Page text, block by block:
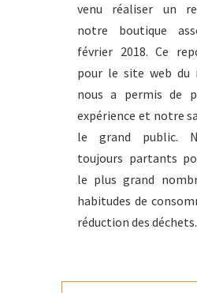
venu réaliser un
notre boutique
février 2018. Ce
pour le site web du
nous a permis de
expérience et notre
le grand public.
toujours partants
le plus grand
habitudes de
réduction des déchets.